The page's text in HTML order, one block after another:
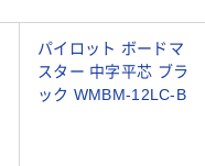
パイロット ボードマ
スター 中字平芯 ブラ
ック WMBM-12LC-B